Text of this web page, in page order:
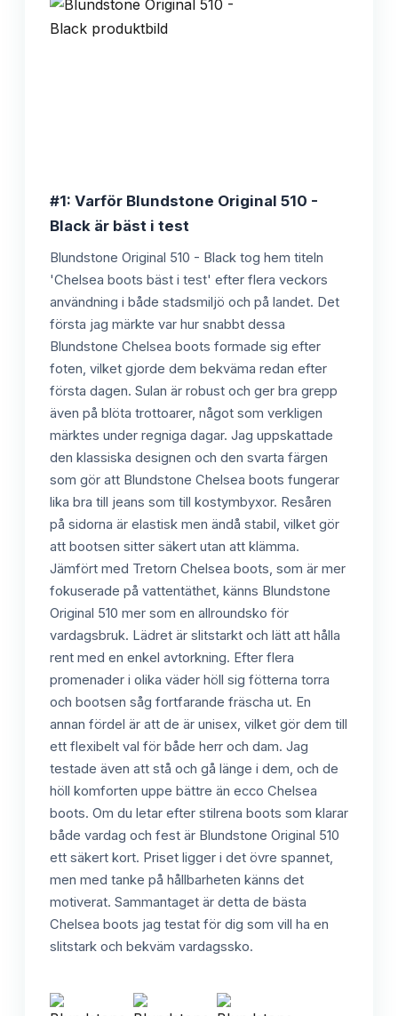
#1: Varför Blundstone Original 510 -
Black är bäst i test
Blundstone Original 510 - Black tog hem titeln
'Chelsea boots bäst i test' efter flera veckors
användning i både stadsmiljö och på landet. Det
första jag märkte var hur snabbt dessa
Blundstone Chelsea boots formade sig efter
foten, vilket gjorde dem bekväma redan efter
första dagen. Sulan är robust och ger bra grepp
även på blöta trottoarer, något som verkligen
märktes under regniga dagar. Jag uppskattade
den klassiska designen och den svarta färgen
som gör att Blundstone Chelsea boots fungerar
lika bra till jeans som till kostymbyxor. Resåren
på sidorna är elastisk men ändå stabil, vilket gör
att bootsen sitter säkert utan att klämma.
Jämfört med Tretorn Chelsea boots, som är mer
fokuserade på vattentäthet, känns Blundstone
Original 510 mer som en allroundsko för
vardagsbruk. Lädret är slitstarkt och lätt att hålla
rent med en enkel avtorkning. Efter flera
promenader i olika väder höll sig fötterna torra
och bootsen såg fortfarande fräscha ut. En
annan fördel är att de är unisex, vilket gör dem till
ett flexibelt val för både herr och dam. Jag
testade även att stå och gå länge i dem, och de
höll komforten uppe bättre än ecco Chelsea
boots. Om du letar efter stilrena boots som klarar
både vardag och fest är Blundstone Original 510
ett säkert kort. Priset ligger i det övre spannet,
men med tanke på hållbarheten känns det
motiverat. Sammantaget är detta de bästa
Chelsea boots jag testat för dig som vill ha en
slitstark och bekväm vardagssko.